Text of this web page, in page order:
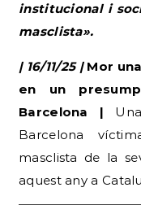
institucional i
masclista».
| 16/11/25 |Mor
en un
Barcelona |
Barcelona
masclista de la
aquest any a